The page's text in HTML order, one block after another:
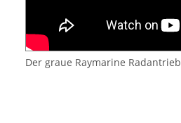
Der graue Raymarine Radantrieb